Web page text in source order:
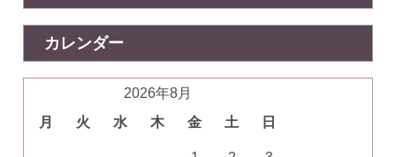
カレンダー
2026年8月
月
火 水 木 金 土 日